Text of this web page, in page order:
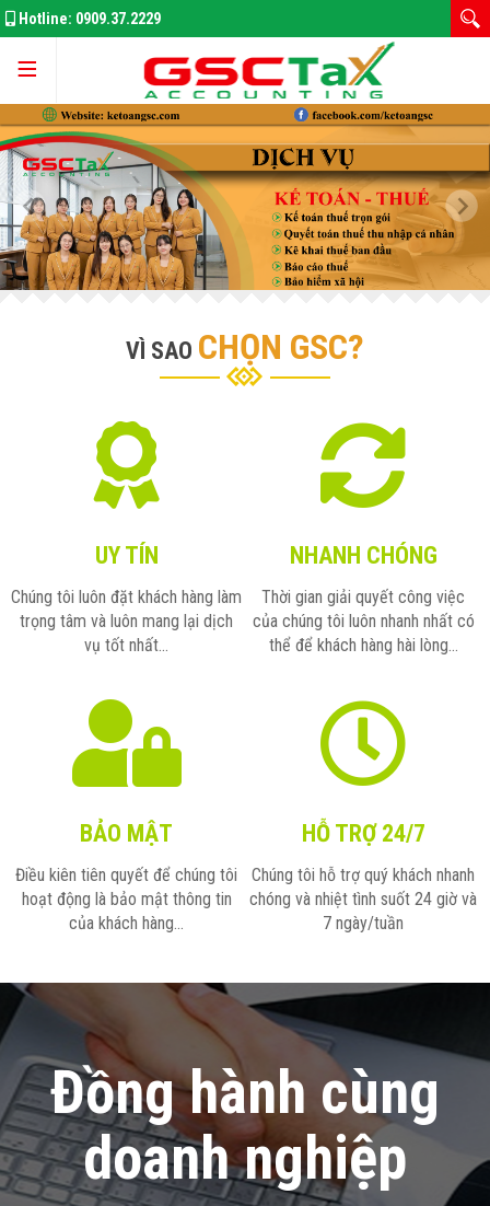
Hotline: 0909.37.2229
Trang chủ
Giới thiệu
Đăng Ký Doanh Nghiệp
Thay Đổi GPKD
Bảo Hiểm Xã Hôi
Thuế thu nhập doanh nghiệp
Thuế giá trị gia tăng
Thuế thu nhập cá nhân
Thuế xuất nhập khẩu
Thuế tiêu thụ đặc biệt
Luật quản lý thuế
Chế độ kế toán
VÌ SAO CHỌN GSC?
UY TÍN
Chúng tôi luôn đặt khách hàng làm
trọng tâm và luôn mang lại dịch
vụ tốt nhất...
NHANH CHÓNG
Thời gian giải quyết công việc
của chúng tôi luôn nhanh nhất có
thể để khách hàng hài lòng...
BẢO MẬT
Điều kiên tiên quyết để chúng tôi
hoạt động là bảo mật thông tin
của khách hàng...
HỖ TRỢ 24/7
Chúng tôi hỗ trợ quý khách nhanh
chóng và nhiệt tình suốt 24 giờ và
7 ngày/tuần
Đồng hành cùng
doanh nghiệp